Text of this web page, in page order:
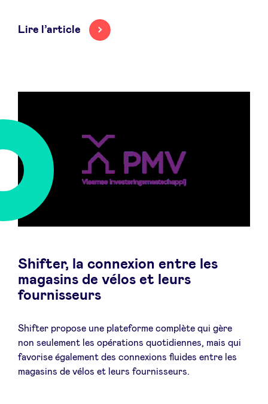
Lire l’article
Shifter, la connexion entre les
magasins de vélos et leurs
fournisseurs
Shifter propose une plateforme complète qui gère
non seulement les opérations quotidiennes, mais qui
favorise également des connexions fluides entre les
magasins de vélos et leurs fournisseurs.